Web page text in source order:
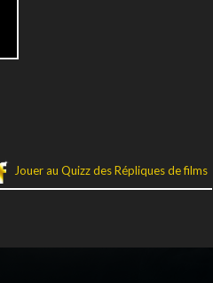
Jouer au Quizz des Répliques de films